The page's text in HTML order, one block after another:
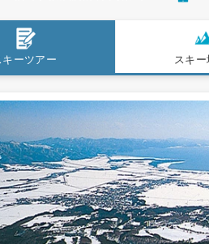
キーツアー スキー